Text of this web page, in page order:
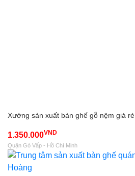
Xưởng sản xuất bàn ghế gỗ nệm giá rẻ
1.350.000VND
Quận Gò Vấp - Hồ Chí Minh